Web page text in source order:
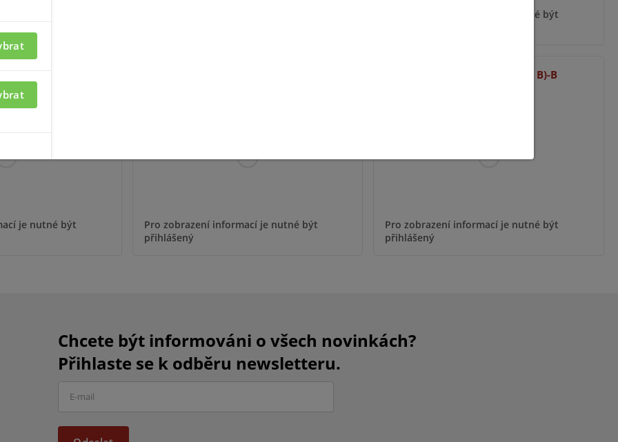
Pro zobrazení informací je nutné být
(TYP A)-B
je nutné být
Pro zobrazení informací je nutné být
přihlášený
MODULE HOLDER (TYP B)-B
Pro zobrazení informací je nutné být
přihlášený
Chcete být informováni o všech novinkách?
Přihlaste se k odběru newsletteru.